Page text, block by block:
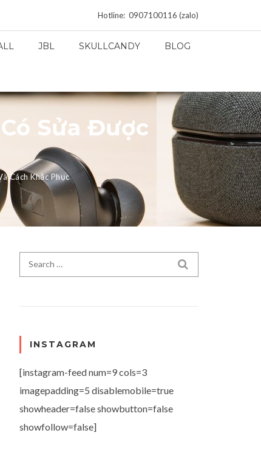
Hotline: 0907100116 (zalo)
JBL SKULLCANDY BLOG
Sửa Được
Cách Khắc Phục
Search for:
INSTAGRAM
[instagram-feed num=9 cols=3
imagepadding=5 disablemobile=true
showheader=false showbutton=false
showfollow=false]